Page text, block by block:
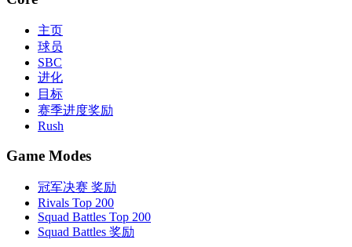
主页
球员
SBC
进化
目标
赛季进度奖励
Rush
Game Modes
冠军决赛 奖励
Rivals Top 200
Squad Battles Top 200
Squad Battles 奖励